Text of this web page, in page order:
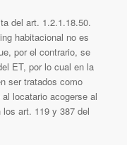
del art. 1.2.1.18.50.
habitacional no es
por el contrario, se
ET, por lo cual en la
ser tratados como
locatario acogerse al
art. 119 y 387 del